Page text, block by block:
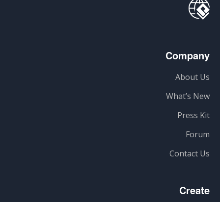
Company
About Us
What’s New
Press Kit
Forum
Contact Us
Create